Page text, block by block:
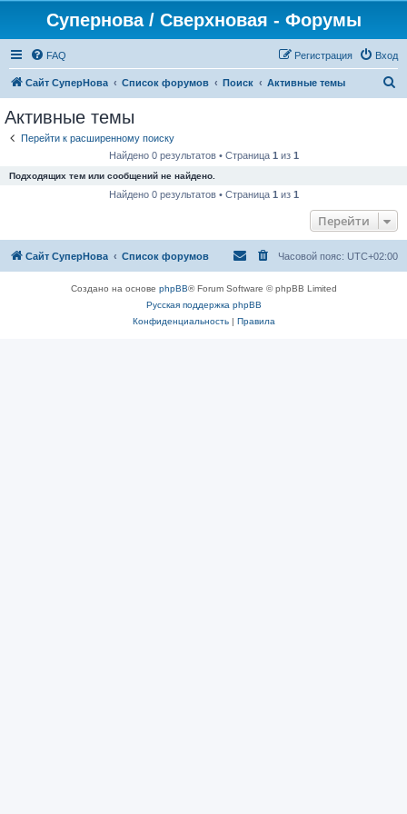
Супернова / Сверхновая - Форумы
FAQ Вход
Регистрация
Сайт СуперНова Список форумов Поиск Активные темы
Активные темы
Перейти к расширенному поиску
Найдено 0 результатов • Страница 1 из 1
Подходящих тем или сообщений не найдено.
Найдено 0 результатов • Страница 1 из 1
Перейти
Сайт СуперНова Список форумов Часовой пояс: UTC+02:00
Создано на основе phpBB® Forum Software © phpBB Limited
Русская поддержка phpBB
Конфиденциальность| Правила